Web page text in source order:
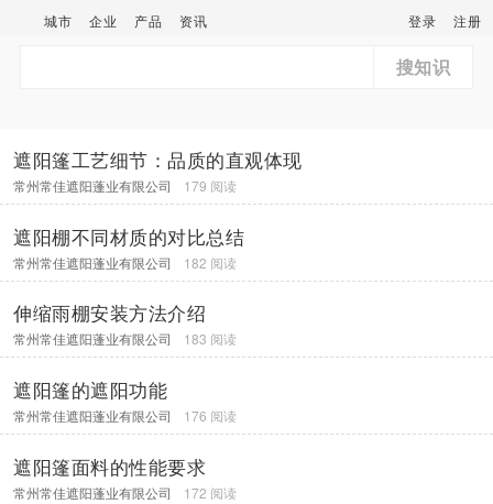
城市 企业 产品 资讯 登录 注册
搜知识
遮阳篷工艺细节：品质的直观体现
常州常佳遮阳蓬业有限公司 179 阅读
遮阳棚不同材质的对比总结
常州常佳遮阳蓬业有限公司 182 阅读
伸缩雨棚安装方法介绍
常州常佳遮阳蓬业有限公司 183 阅读
遮阳篷的遮阳功能
常州常佳遮阳蓬业有限公司 176 阅读
遮阳篷面料的性能要求
常州常佳遮阳蓬业有限公司 172 阅读